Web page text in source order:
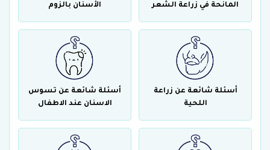
المانحة في زراعة الشعر
الأسنان بالزوم
أسئلة شائعة عن زراعة
اللحية
أسئلة شائعة عن تسوس
الاسنان عند الاطفال